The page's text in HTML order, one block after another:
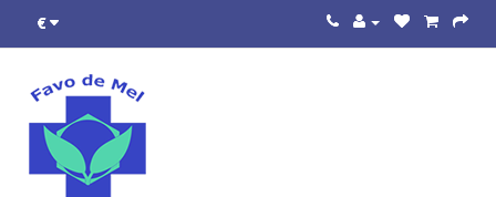
€